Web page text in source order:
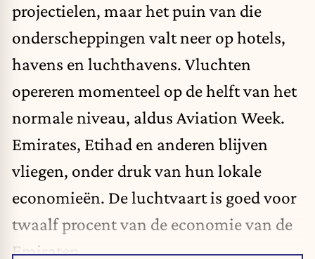
projectielen, maar het puin van die
onderscheppingen valt neer op hotels,
havens en luchthavens. Vluchten
opereren momenteel op de helft van het
normale niveau, aldus Aviation Week.
Emirates, Etihad en anderen blijven
vliegen, onder druk van hun lokale
economieën. De luchtvaart is goed voor
twaalf procent van de economie van de
Emiraten.